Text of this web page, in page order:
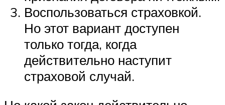
Воспользоваться страховкой.
Но этот вариант доступен
только тогда, когда
действительно наступит
страховой случай.